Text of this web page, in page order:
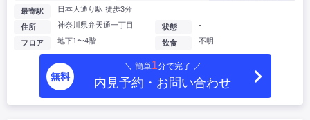
最寄駅 日本大通り駅 徒歩3分
住所 神奈川県弁天通一丁目
フロア 地下1〜4階
状態 -
飲食 不明
無料
＼ 簡単1分で完了 ／
内見予約・お問い合わせ